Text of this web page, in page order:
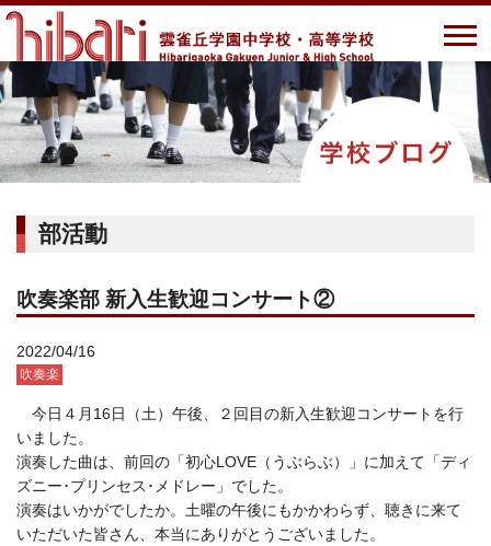
部活動
吹奏楽部 新入生歓迎コンサート②
2022/04/16
吹奏楽
今日４月16日（土）午後、２回目の新入生歓迎コンサートを行
いました。
演奏した曲は、前回の「初心LOVE（うぶらぶ）」に加えて「ディ
ズニー･プリンセス･メドレー」でした。
演奏はいかがでしたか。土曜の午後にもかかわらず、聴きに来て
いただいた皆さん、本当にありがとうございました。